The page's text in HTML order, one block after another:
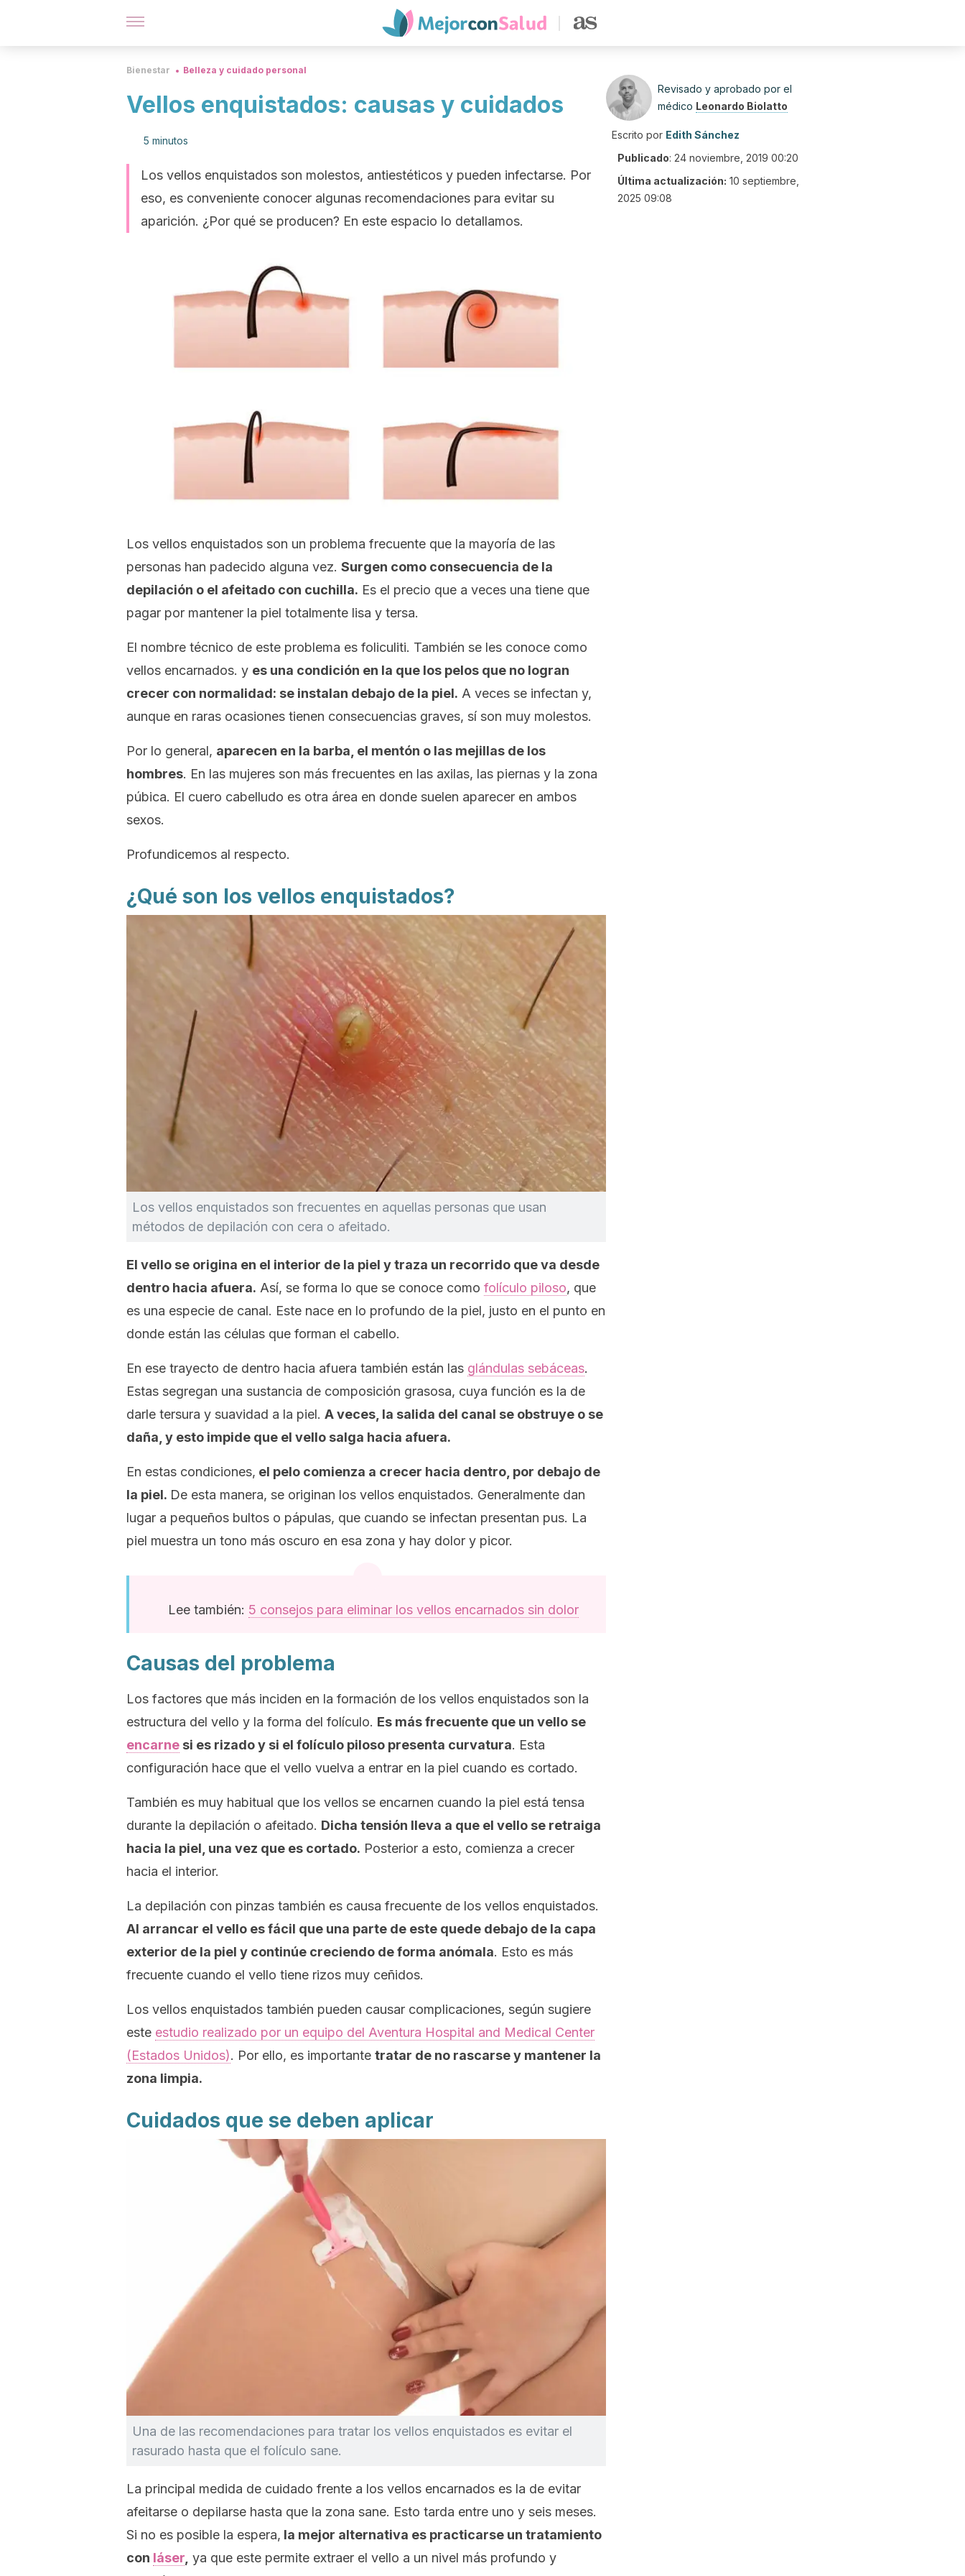
Bienestar Belleza y cuidado personal
Vellos enquistados: causas y cuidados
5 minutos
Los vellos enquistados son molestos, antiestéticos y pueden infectarse. Por
eso, es conveniente conocer algunas recomendaciones para evitar su
aparición. ¿Por qué se producen? En este espacio lo detallamos.
Los vellos enquistados son un problema frecuente que la mayoría de las
personas han padecido alguna vez. Surgen como consecuencia de la
depilación o el afeitado con cuchilla. Es el precio que a veces una tiene que
pagar por mantener la piel totalmente lisa y tersa.
El nombre técnico de este problema es foliculiti. También se les conoce como
vellos encarnados. y es una condición en la que los pelos que no logran
crecer con normalidad: se instalan debajo de la piel. A veces se infectan y,
aunque en raras ocasiones tienen consecuencias graves, sí son muy molestos.
Por lo general, aparecen en la barba, el mentón o las mejillas de los
hombres. En las mujeres son más frecuentes en las axilas, las piernas y la zona
púbica. El cuero cabelludo es otra área en donde suelen aparecer en ambos
sexos.
Profundicemos al respecto.
¿Qué son los vellos enquistados?
Los vellos enquistados son frecuentes en aquellas personas que usan
métodos de depilación con cera o afeitado.
El vello se origina en el interior de la piel y traza un recorrido que va desde
dentro hacia afuera. Así, se forma lo que se conoce como folículo piloso, que
es una especie de canal. Este nace en lo profundo de la piel, justo en el punto en
donde están las células que forman el cabello.
En ese trayecto de dentro hacia afuera también están las glándulas sebáceas.
Estas segregan una sustancia de composición grasosa, cuya función es la de
darle tersura y suavidad a la piel. A veces, la salida del canal se obstruye o se
daña, y esto impide que el vello salga hacia afuera.
En estas condiciones, el pelo comienza a crecer hacia dentro, por debajo de
la piel. De esta manera, se originan los vellos enquistados. Generalmente dan
lugar a pequeños bultos o pápulas, que cuando se infectan presentan pus. La
piel muestra un tono más oscuro en esa zona y hay dolor y picor.
Lee también: 5 consejos para eliminar los vellos encarnados sin dolor
Causas del problema
Los factores que más inciden en la formación de los vellos enquistados son la
estructura del vello y la forma del folículo. Es más frecuente que un vello se
encarne si es rizado y si el folículo piloso presenta curvatura. Esta
configuración hace que el vello vuelva a entrar en la piel cuando es cortado.
También es muy habitual que los vellos se encarnen cuando la piel está tensa
durante la depilación o afeitado. Dicha tensión lleva a que el vello se retraiga
hacia la piel, una vez que es cortado. Posterior a esto, comienza a crecer
hacia el interior.
La depilación con pinzas también es causa frecuente de los vellos enquistados.
Al arrancar el vello es fácil que una parte de este quede debajo de la capa
exterior de la piel y continúe creciendo de forma anómala. Esto es más
frecuente cuando el vello tiene rizos muy ceñidos.
Los vellos enquistados también pueden causar complicaciones, según sugiere
este estudio realizado por un equipo del Aventura Hospital and Medical Center
(Estados Unidos). Por ello, es importante tratar de no rascarse y mantener la
zona limpia.
Cuidados que se deben aplicar
Una de las recomendaciones para tratar los vellos enquistados es evitar el
rasurado hasta que el folículo sane.
La principal medida de cuidado frente a los vellos encarnados es la de evitar
afeitarse o depilarse hasta que la zona sane. Esto tarda entre uno y seis meses.
Si no es posible la espera, la mejor alternativa es practicarse un tratamiento
con láser ya que este permite extraer el vello a un nivel más profundo y
Revisado y aprobado por el
médico Leonardo Biolatto
Escrito por Edith Sánchez
Publicado: 24 noviembre, 2019 00:20
Última actualización: 10 septiembre,
2025 09:08